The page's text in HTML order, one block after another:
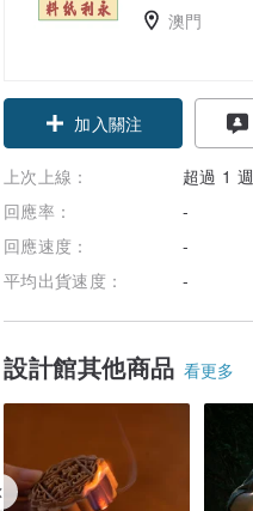
澳門
加入關注
上次上線：
超過 1 週
回應率：
-
回應速度：
-
平均出貨速度：
-
設計館其他商品 看更多